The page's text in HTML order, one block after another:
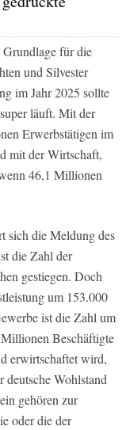
für die
und Silvester
im Jahr 2025 sollte
läuft. Mit der
Erwerbstätigen im
mit der Wirtschaft,
46,1 Millionen
sich die Meldung des
die Zahl der
gestiegen. Doch
um 153.000
ist die Zahl um
Beschäftigte
erwirtschaftet wird,
Wohlstand
gehören zur
oder die der